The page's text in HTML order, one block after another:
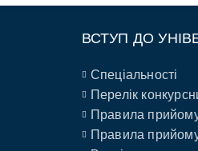
ВСТУП ДО
Спеціальності
Перелік
Правила
Правила